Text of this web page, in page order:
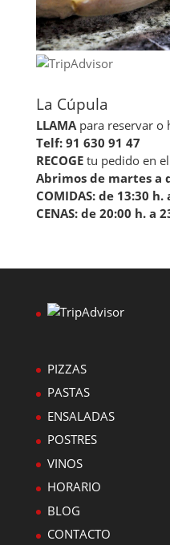
La Cúpula
LLAMApara reservar o
Telf: 91 630 91 47
RECOGE tu pedido en
Abrimos de martes a
COMIDAS: de 13:30 h.
CENAS: de 20:00 h. a
PIZZAS
PASTAS
ENSALADAS
POSTRES
VINOS
HORARIO
BLOG
CONTACTO